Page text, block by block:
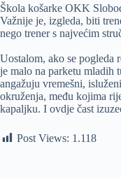
Škola košarke OKK
Važnije je, izgleda, biti
nego trener s najvećim
Uostalom, ako se pogleda
je malo na parketu mladih
angažuju vremešni,
okruženja, među kojima
kapaljku. I ovdje čast
Post Views: 1.118